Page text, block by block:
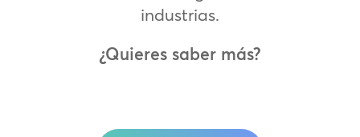
industrias.
¿Quieres saber más?